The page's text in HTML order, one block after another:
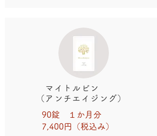
マイトルビン
（アンチエイジング）
90錠 １か月分
7,400円（税込み）